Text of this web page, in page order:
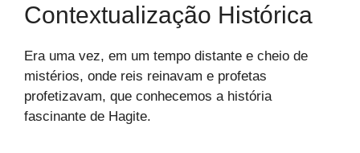
Contextualização Histórica
Era uma vez, em um tempo distante e cheio de
mistérios, onde reis reinavam e profetas
profetizavam, que conhecemos a história
fascinante de Hagite.